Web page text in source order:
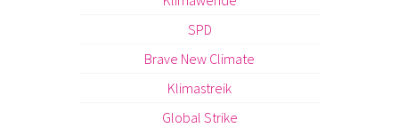
SPD
Brave New Climate
Klimastreik
Global Strike